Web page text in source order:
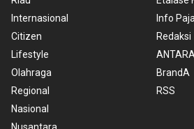
Internasional
Citizen
Lifestyle
Olahraga
Regional
Nasional
Nusantara
Info
Redaksi
BrandA
RSS